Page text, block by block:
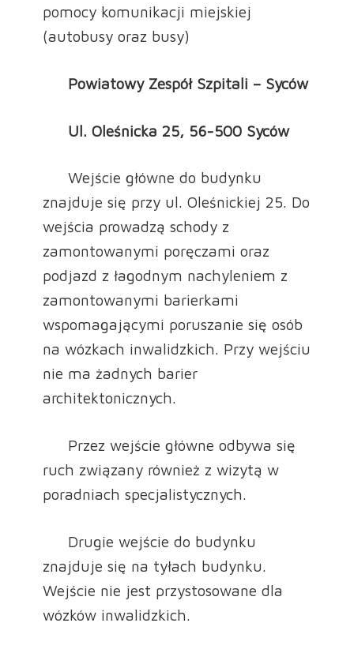
pomocy komunikacji miejskiej
(autobusy oraz busy)
Powiatowy Zespół Szpitali – Syców
Ul. Oleśnicka 25, 56-500 Syców
Wejście główne do budynku
znajduje się przy ul. Oleśnickiej 25. Do
wejścia prowadzą schody z
zamontowanymi poręczami oraz
podjazd z łagodnym nachyleniem z
zamontowanymi barierkami
wspomagającymi poruszanie się osób
na wózkach inwalidzkich. Przy wejściu
nie ma żadnych barier
architektonicznych.
Przez wejście główne odbywa się
ruch związany również z wizytą w
poradniach specjalistycznych.
Drugie wejście do budynku
znajduje się na tyłach budynku.
Wejście nie jest przystosowane dla
wózków inwalidzkich.